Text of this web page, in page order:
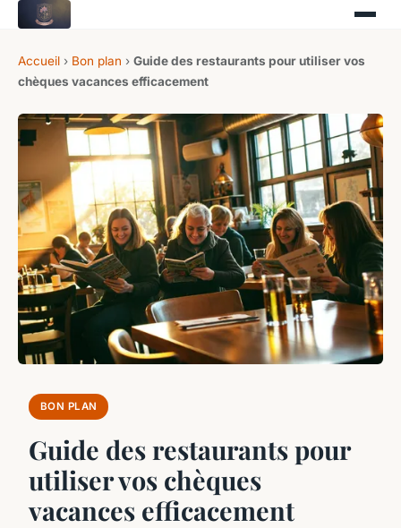
Accueil › Bon plan › Guide des restaurants pour utiliser vos
chèques vacances efficacement
BON PLAN
Guide des restaurants pour
utiliser vos chèques
vacances efficacement